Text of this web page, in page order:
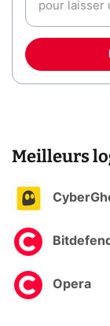
Meilleurs
Opera